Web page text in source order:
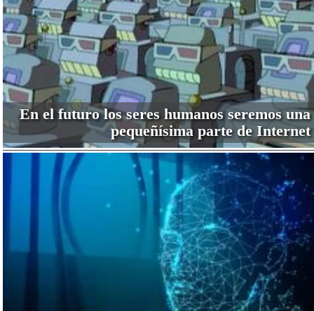
En el futuro los seres humanos seremos una
pequeñísima parte de Internet